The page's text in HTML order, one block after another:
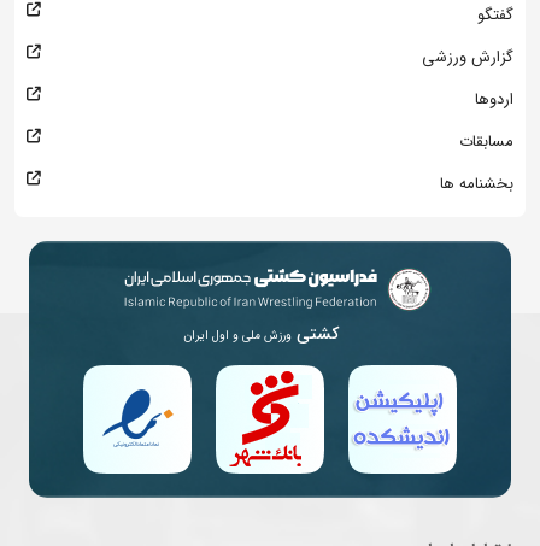
گفتگو
گزارش ورزشی
اردوها
مسابقات
بخشنامه ها
کشتی ورزش ملی و اول ایران